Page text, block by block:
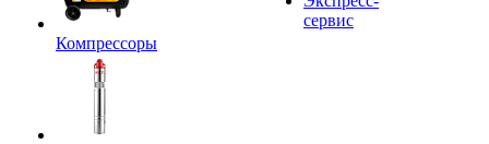
Компрессоры
сервис